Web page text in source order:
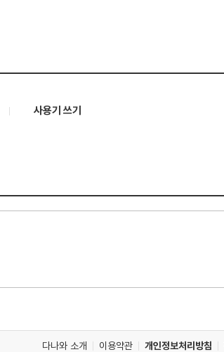
사용기 쓰기
다나와 소개 이용약관 개인정보처리방침